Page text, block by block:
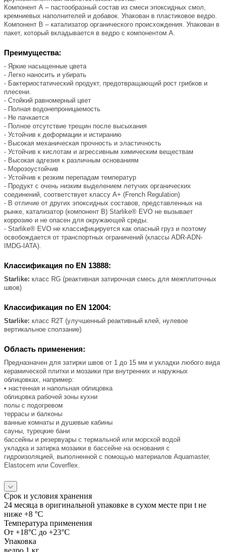
Компонент А – пастообразный состав из смеси эпоксидных смол,
кремниевых наполнителей и добавок. Упакован в пластиковое ведро.
Компонент В – катализатор органического происхождения. Упакован в
пакет, который вкладывается в ведро с компонентом А.
Преимущества:
- Яркие насыщенные цвета
- Легко наносить и убирать
- Бактериостатический продукт, предотвращающий рост грибков и
плесени.
- Стойкий равномерный цвет
- Полная водонепроницаемость
- Не пачкается
- Полное отсутствие трещин после высыхания
- Устойчив к деформации и истиранию
- Высокая механическая прочность и эластичность
- Устойчив к кислотам и агрессивным химическим веществам
- Высокая адгезия к различным основаниям
- Морозоустойчив
- Устойчив к резким перепадам температур
- Продукт с очень низким выделением летучих органических
соединений, соответствует классу А+ (French Regulation)
- В отличие от других эпоксидных составов, представленных на
рынке, катализатор (компонент B) Starlike® EVO не вызывает
коррозию и не опасен для окружающей среды.
- Starlike® EVO не классифицируется как опасный груз и поэтому
освобождается от транспортных ограничений (классы ADR-ADN-
IMDG-IATA).
Классификация по EN 13888:
Starlike: класс RG (реактивная затирочная смесь для межплиточных
швов)
Классификация по EN 12004:
Starlike: класс R2T (улучшенный реактивный клей, нулевое
вертикальное сползание)
Область применения:
Предназначен для затирки швов от 1 до 15 мм и укладки любого вида
керамической плитки и мозаики при внутренних и наружных
облицовках, например:
• настенная и напольная облицовка
облицовка рабочей зоны кухни
полы с подогревом
террасы и балконы
ванные комнаты и душевые кабины
сауны, турецкие бани
бассейны и резервуары с термальной или морской водой
укладка и затирка мозаики в бассейне на основания с
гидроизоляцией, выполненной с помощью материалов Aquamaster,
Elastocem или Coverflex.
Срок и условия хранения
24 месяца в оригинальной упаковке в сухом месте при t не
ниже +8 °C
Температура применения
От +18°C до +23°C
Упаковка
ведро 1 кг